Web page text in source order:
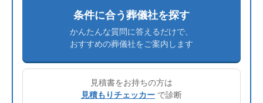
条件に合う葬儀社を探す
かんたんな質問に答えるだけで、
おすすめの葬儀社をご案内します
見積書をお持ちの方は
見積もりチェッカー で診断